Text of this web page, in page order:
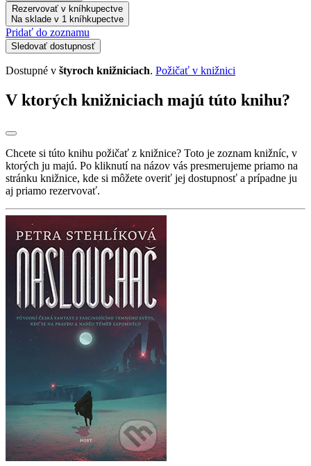
Rezervovať v kníhkupectve
Na sklade v 1 kníhkupectve
Pridať do zoznamu
Sledovať dostupnosť
Dostupné v štyroch knižniciach. Požičať v knižnici
V ktorých knižniciach majú túto knihu?
Chcete si túto knihu požičať z knižnice? Toto je zoznam knižníc, v
ktorých ju majú. Po kliknutí na názov vás presmerujeme priamo na
stránku knižnice, kde si môžete overiť jej dostupnosť a prípadne ju
aj priamo rezervovať.